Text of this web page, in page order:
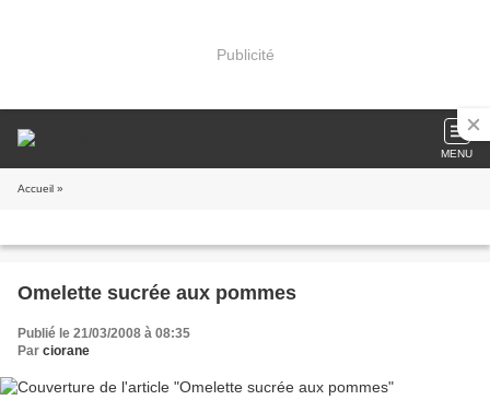
Publicité
MENU
Accueil »
Omelette sucrée aux pommes
Publié le 21/03/2008 à 08:35
Par ciorane